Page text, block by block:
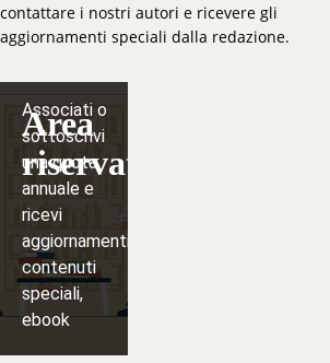
contattare i nostri autori e ricevere gli
aggiornamenti speciali dalla redazione.
Area
riservata
Associati o
sottoscrivi
una quota
annuale e
ricevi
aggiornamenti,
contenuti
speciali,
ebook